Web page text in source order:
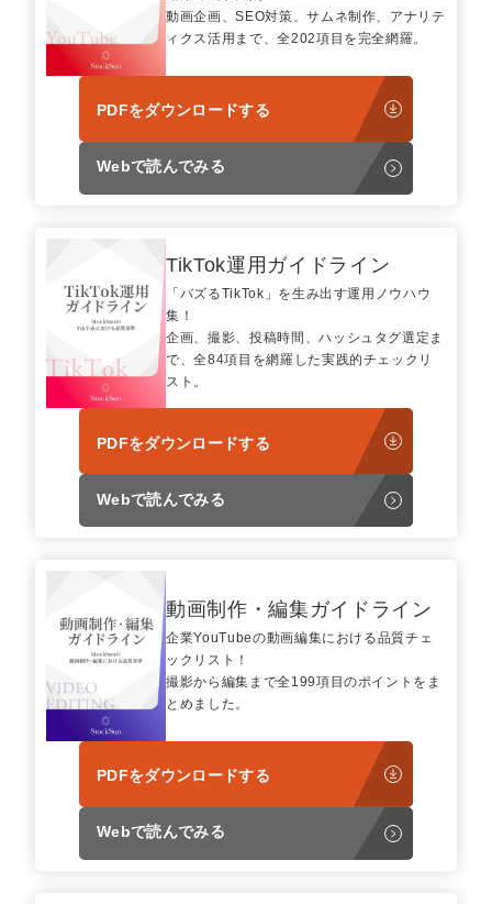
動画企画、SEO対策、サムネ制作、アナリテ
ィクス活用まで、全202項目を完全網羅。
PDFをダウンロードする
Webで読んでみる
TikTok運用ガイドライン
「バズるTikTok」を生み出す運用ノウハウ
集！
企画、撮影、投稿時間、ハッシュタグ選定ま
で、全84項目を網羅した実践的チェックリ
スト。
PDFをダウンロードする
Webで読んでみる
動画制作・編集ガイドライン
企業YouTubeの動画編集における品質チェ
ックリスト！
撮影から編集まで全199項目のポイントをま
とめました。
PDFをダウンロードする
Webで読んでみる